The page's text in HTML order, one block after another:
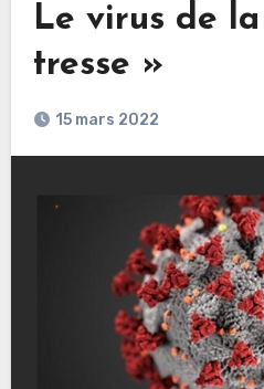
Le virus de
tresse »
15 mars 2022